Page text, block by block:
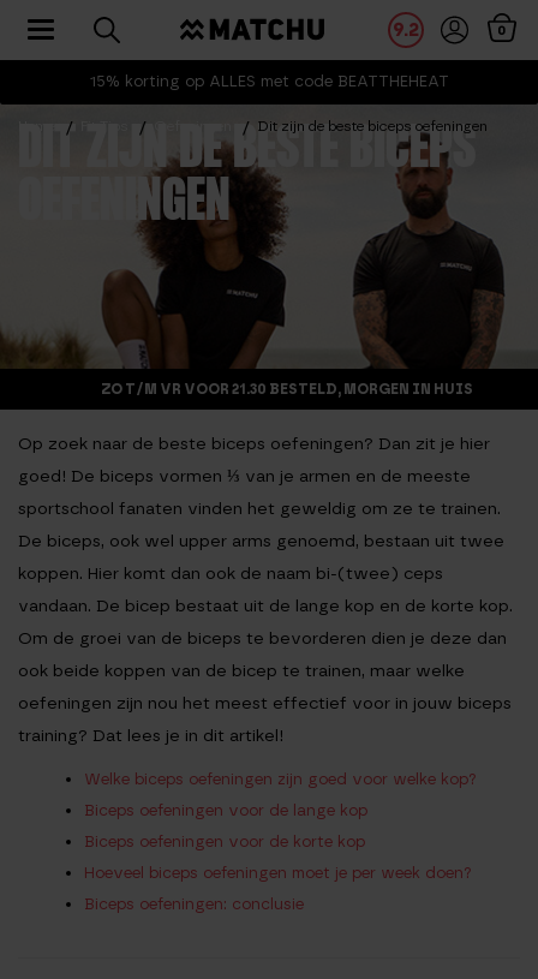
15% korting op ALLES met code BEATTHEHEAT
9.2 0
Toggle navigation
Dit zijn de beste biceps oefeningen
DIT ZIJN DE BESTE BICEPS
OEFENINGEN
ZO T/M VR VOOR 21.30 BESTELD, MORGEN IN HUIS
Op zoek naar de beste biceps oefeningen? Dan zit je hier
goed! De biceps vormen ⅓ van je armen en de meeste
sportschool fanaten vinden het geweldig om ze te trainen.
De biceps, ook wel upper arms genoemd, bestaan uit twee
koppen. Hier komt dan ook de naam bi-(twee) ceps
vandaan. De bicep bestaat uit de lange kop en de korte kop.
Om de groei van de biceps te bevorderen dien je deze dan
ook beide koppen van de bicep te trainen, maar welke
oefeningen zijn nou het meest effectief voor in jouw biceps
training? Dat lees je in dit artikel!
Welke biceps oefeningen zijn goed voor welke kop?
Biceps oefeningen voor de lange kop
Biceps oefeningen voor de korte kop
Hoeveel biceps oefeningen moet je per week doen?
Biceps oefeningen: conclusie